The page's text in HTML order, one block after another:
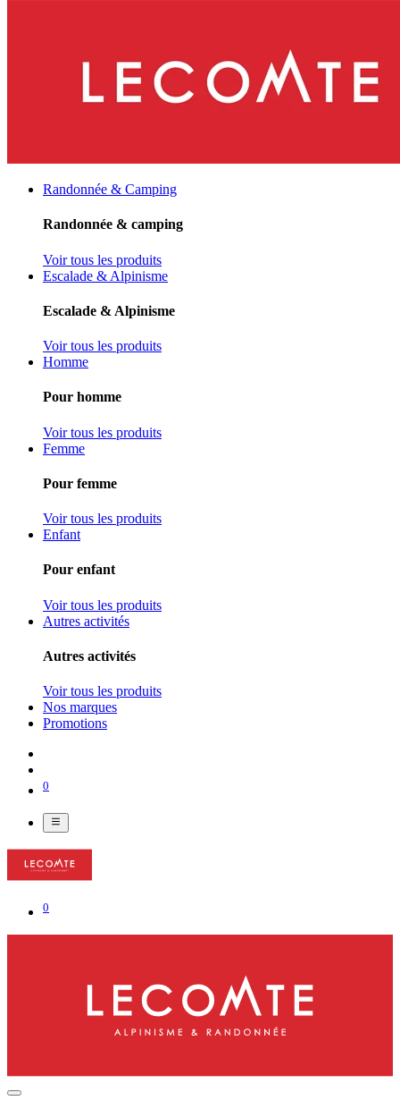
Randonnée & Camping
Randonnée & camping
Voir tous les produits
Escalade & Alpinisme
Escalade & Alpinisme
Voir tous les produits
Homme
Pour homme
Voir tous les produits
Femme
Pour femme
Voir tous les produits
Enfant
Pour enfant
Voir tous les produits
Autres activités
Autres activités
Voir tous les produits
Nos marques
Promotions
0
0